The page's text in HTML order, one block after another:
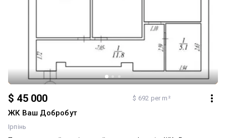
$ 45 000 $ 692 per m²
ЖК Ваш Добробут
Ірпінь